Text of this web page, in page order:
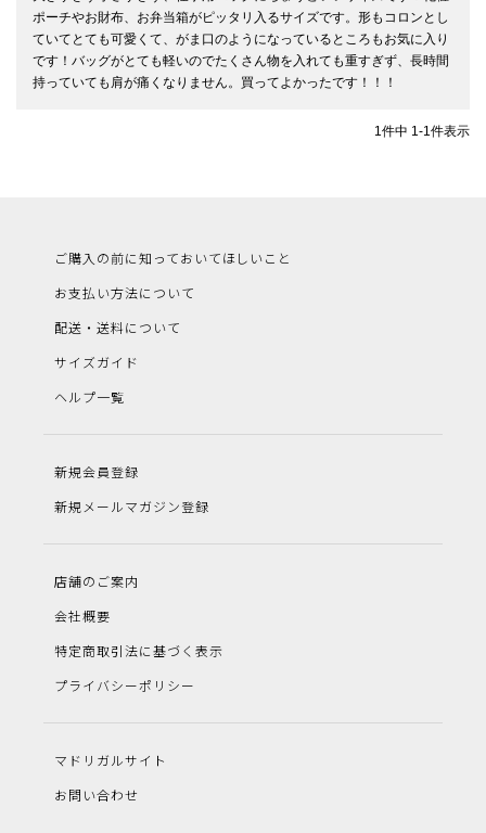
ポーチやお財布、お弁当箱がピッタリ入るサイズです。形もコロンとし
ていてとても可愛くて、がま口のようになっているところもお気に入り
です！バッグがとても軽いのでたくさん物を入れても重すぎず、長時間
持っていても肩が痛くなりません。買ってよかったです！！！
1件中 1-1件表示
ご購入の前に知っておいてほしいこと
お支払い方法について
配送・送料について
サイズガイド
ヘルプ一覧
新規会員登録
新規メールマガジン登録
店舗のご案内
会社概要
特定商取引法に基づく表示
プライバシーポリシー
マドリガルサイト
お問い合わせ